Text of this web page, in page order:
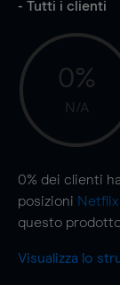
- Tutti i clienti
0%
N/A
0% dei clienti
posizioni
questo
Visualizza lo